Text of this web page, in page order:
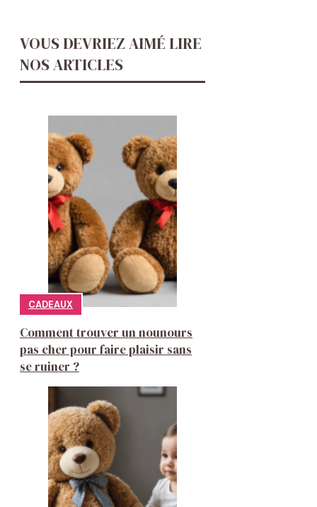
VOUS DEVRIEZ AIMÉ LIRE
NOS ARTICLES
CADEAUX
Comment trouver un nounours
pas cher pour faire plaisir sans
se ruiner ?